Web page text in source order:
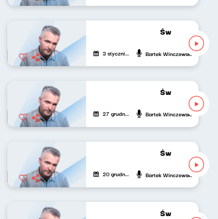
Świat naszej
3 stycznia 2023 Bartek Winczewski
Świat naszej
27 grudnia 2022 Bartek Winczewski
Świat naszej
20 grudnia 2022 Bartek Winczewski
Świat naszej